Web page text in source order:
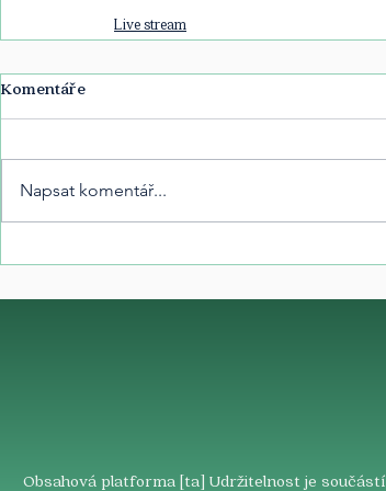
Live stream
Komentáře
Napsat komentář...
Obsahová platforma [ta] Udržitelnost je součástí